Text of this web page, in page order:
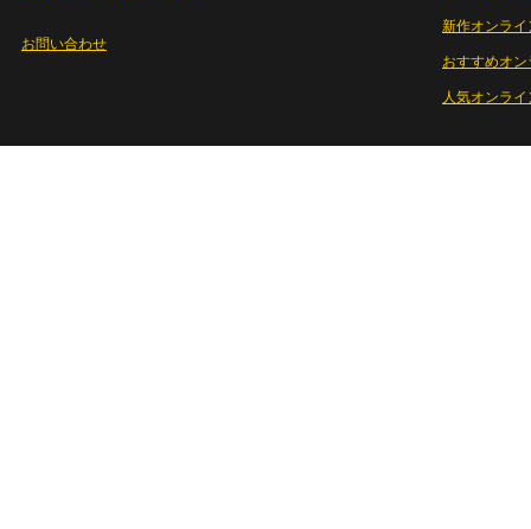
お問い合わせ
新作オンライ
おすすめオ
人気オンラ